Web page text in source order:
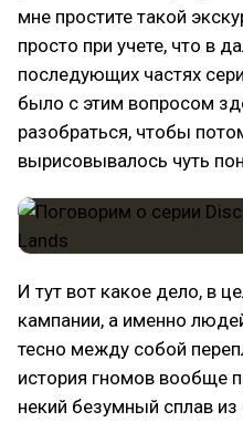
мне простите такой
просто при учете, что в
последующих частях
было с этим вопросом
разобраться, чтобы
вырисовывалось чуть
И тут вот какое дело, в
кампании, а именно
тесно между собой
история гномов вообще
некий безумный сплав